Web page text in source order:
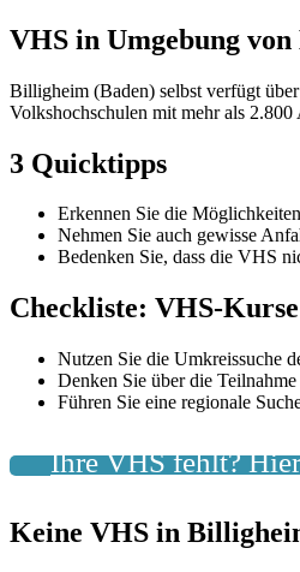
VHS in Umgebung
Billigheim (Baden) selbst verfügt
Volkshochschulen mit mehr als
3 Quicktipps
Erkennen Sie die
Nehmen Sie auch gewisse
Bedenken Sie, dass die VHS
Checkliste: VHS-
Nutzen Sie die Umkreissuche
Denken Sie über die
Führen Sie eine regionale
Ihre VHS fehlt?
Keine VHS in